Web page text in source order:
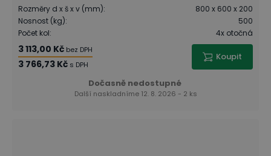
Rozměry d x š x v (mm):
800 x 600 x 200
Nosnost (kg):
500
Počet kol: 4x otočná
3 113,00 Kč bez DPH
3 766,73 Kč s DPH
Koupit
Dočasně nedostupné
Další naskladníme 12. 8. 2026 - 2 ks